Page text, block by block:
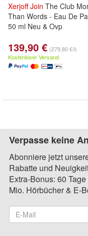
Xerjoff Join The Club
Than Words - Eau De
50 ml Neu & Ovp
139,90 € (279,80 €/l)
Kostenloser Versand
Verpasse keine
Abonniere jetzt
Rabatte und
Extra-Bonus: 60
Mio. Hörbücher & E-